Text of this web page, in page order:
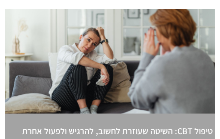
טיפול CBT: השיטה שעוזרת לחשוב, להרגיש ולפעול אחרת